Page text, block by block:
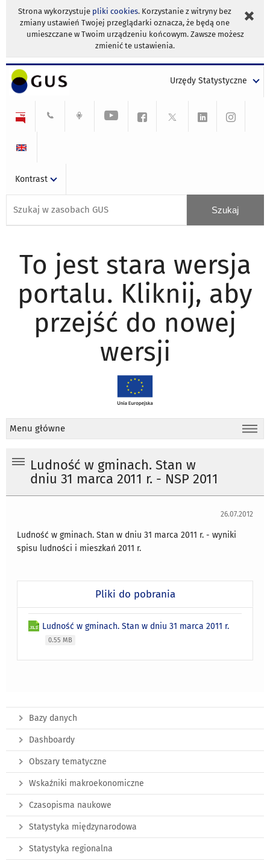
Strona wykorzystuje pliki cookies. Korzystanie z witryny bez
zmiany ustawień Twojej przeglądarki oznacza, że będą one
umieszczane w Twoim urządzeniu końcowym. Zawsze możesz
zmienić te ustawienia.
Urzędy Statystyczne
Kontrast
To jest stara wersja
portalu. Kliknij, aby
przejść do nowej
wersji
Menu główne
Ludność w gminach. Stan w
dniu 31 marca 2011 r. - NSP 2011
26.07.2012
Ludność w gminach. Stan w dniu 31 marca 2011 r. - wyniki
spisu ludności i mieszkań 2011 r.
Pliki do pobrania
Ludność w gminach. Stan w dniu 31 marca 2011 r.
0.55 MB
Bazy danych
Dashboardy
Obszary tematyczne
Wskaźniki makroekonomiczne
Czasopisma naukowe
Statystyka międzynarodowa
Statystyka regionalna